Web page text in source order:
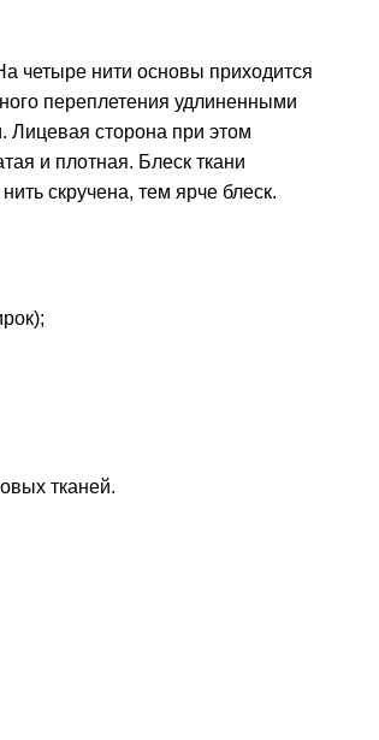
четыре нити основы приходится
переплетения удлиненными
Лицевая сторона при этом
и плотная. Блеск ткани
скручена, тем ярче блеск.
тканей.